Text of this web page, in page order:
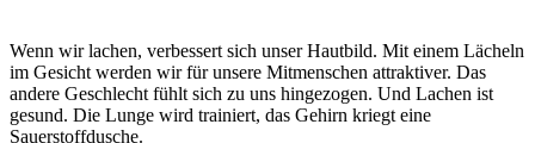
Wenn wir lachen, verbessert sich unser Hautbild. Mit einem Lächeln
im Gesicht werden wir für unsere Mitmenschen attraktiver. Das
andere Geschlecht fühlt sich zu uns hingezogen. Und Lachen ist
gesund. Die Lunge wird trainiert, das Gehirn kriegt eine
Sauerstoffdusche.